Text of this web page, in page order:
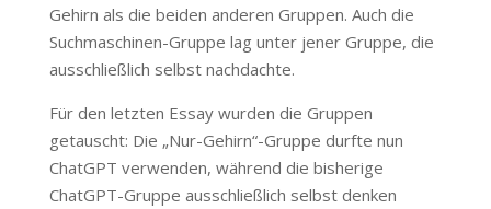
Gehirn als die beiden anderen Gruppen. Auch die
Suchmaschinen-Gruppe lag unter jener Gruppe, die
ausschließlich selbst nachdachte.
Für den letzten Essay wurden die Gruppen
getauscht: Die „Nur-Gehirn“-Gruppe durfte nun
ChatGPT verwenden, während die bisherige
ChatGPT-Gruppe ausschließlich selbst denken